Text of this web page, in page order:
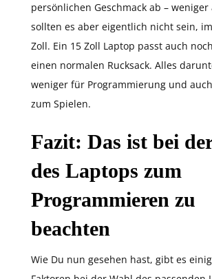
persönlichen Geschmack ab – weniger
sollten es aber eigentlich nicht sein,
Zoll. Ein 15 Zoll Laptop passt auch
einen normalen Rucksack. Alles
weniger für Programmierung und
zum Spielen.
Fazit: Das ist bei
des Laptops zum
Programmieren zu
beachten
Wie Du nun gesehen hast, gibt es